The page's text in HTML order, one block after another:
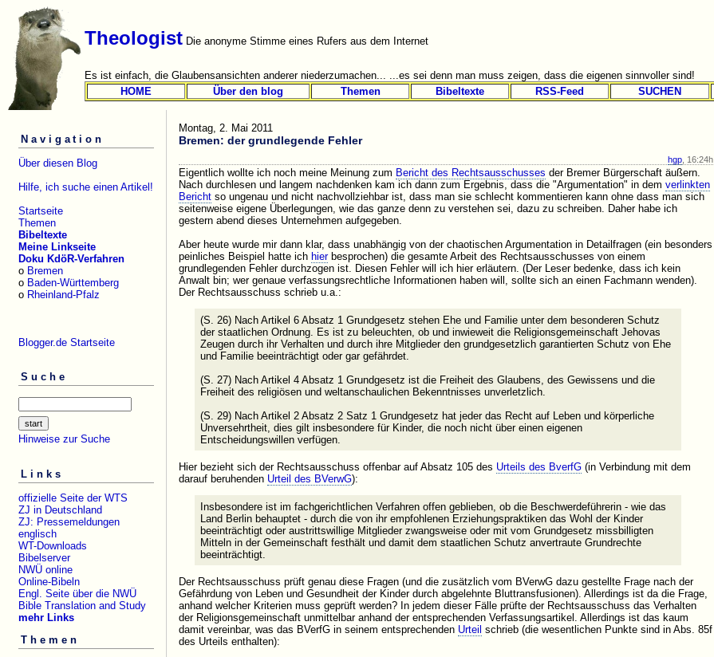
Theologist Die anonyme Stimme eines Rufers aus dem Internet
Es ist einfach, die Glaubensansichten anderer niederzumachen... ...es sei denn man muss zeigen, dass die eigenen sinnvoller sind!
HOME
Über den blog Themen Bibeltexte RSS-Feed SUCHEN
Navigation
Über diesen Blog
Hilfe, ich suche einen Artikel!
Startseite
Themen
Bibeltexte
Meine Linkseite
Doku KdöR-Verfahren
o Bremen
o Baden-Württemberg
o Rheinland-Pfalz
Blogger.de Startseite
Suche
Hinweise zur Suche
Links
offizielle Seite der WTS
ZJ in Deutschland
ZJ: Pressemeldungen
englisch
WT-Downloads
Bibelserver
NWÜ online
Online-Bibeln
Engl. Seite über die NWÜ
Bible Translation and Study
mehr Links
Themen
Montag, 2. Mai 2011
Bremen: der grundlegende Fehler
hgp , 16:24h
Eigentlich wollte ich noch meine Meinung zum Bericht des Rechtsausschusses der Bremer Bürgerschaft äußern.
Nach durchlesen und langem nachdenken kam ich dann zum Ergebnis, dass die "Argumentation" in dem verlinkten
Bericht so ungenau und nicht nachvollziehbar ist, dass man sie schlecht kommentieren kann ohne dass man sich
seitenweise eigene Überlegungen, wie das ganze denn zu verstehen sei, dazu zu schreiben. Daher habe ich
gestern abend dieses Unternehmen aufgegeben.
Aber heute wurde mir dann klar, dass unabhängig von der chaotischen Argumentation in Detailfragen (ein besonders
peinliches Beispiel hatte ich hierbesprochen) die gesamte Arbeit des Rechtsausschusses von einem
grundlegenden Fehler durchzogen ist. Diesen Fehler will ich hier erläutern. (Der Leser bedenke, dass ich kein
Anwalt bin; wer genaue verfassungsrechtliche Informationen haben will, sollte sich an einen Fachmann wenden).
Der Rechtsausschuss schrieb u.a.:
(S. 26) Nach Artikel 6 Absatz 1 Grundgesetz stehen Ehe und Familie unter dem besonderen Schutz
der staatlichen Ordnung. Es ist zu beleuchten, ob und inwieweit die Religionsgemeinschaft Jehovas
Zeugen durch ihr Verhalten und durch ihre Mitglieder den grundgesetzlich garantierten Schutz von Ehe
und Familie beeinträchtigt oder gar gefährdet.
(S. 27) Nach Artikel 4 Absatz 1 Grundgesetz ist die Freiheit des Glaubens, des Gewissens und die
Freiheit des religiösen und weltanschaulichen Bekenntnisses unverletzlich.
(S. 29) Nach Artikel 2 Absatz 2 Satz 1 Grundgesetz hat jeder das Recht auf Leben und körperliche
Unversehrtheit, dies gilt insbesondere für Kinder, die noch nicht über einen eigenen
Entscheidungswillen verfügen.
Hier bezieht sich der Rechtsausschuss offenbar auf Absatz 105 des Urteils des BverfG (in Verbindung mit dem
darauf beruhenden Urteil des BVerwG):
Insbesondere ist im fachgerichtlichen Verfahren offen geblieben, ob die Beschwerdeführerin - wie das
Land Berlin behauptet - durch die von ihr empfohlenen Erziehungspraktiken das Wohl der Kinder
beeinträchtigt oder austrittswillige Mitglieder zwangsweise oder mit vom Grundgesetz missbilligten
Mitteln in der Gemeinschaft festhält und damit dem staatlichen Schutz anvertraute Grundrechte
beeinträchtigt.
Der Rechtsausschuss prüft genau diese Fragen (und die zusätzlich vom BVerwG dazu gestellte Frage nach der
Gefährdung von Leben und Gesundheit der Kinder durch abgelehnte Bluttransfusionen). Allerdings ist da die Frage,
anhand welcher Kriterien muss geprüft werden? In jedem dieser Fälle prüfte der Rechtsausschuss das Verhalten
der Religionsgemeinschaft unmittelbar anhand der entsprechenden Verfassungsartikel. Allerdings ist das kaum
damit vereinbar, was das BVerfG in seinem entsprechenden Urteil schrieb (die wesentlichen Punkte sind in Abs. 85f
des Urteils enthalten):